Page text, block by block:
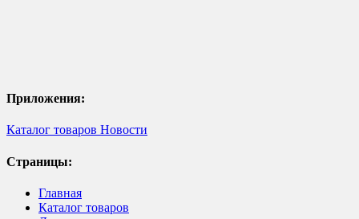
Приложения:
Каталог товаров Новости
Страницы:
Главная
Каталог товаров